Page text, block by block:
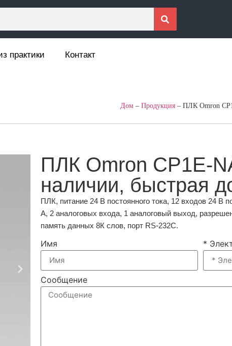
практики Контакт
Дом – Продукция – ПЛК Omron
ПЛК Omron CP1E-
наличии, быстрая
ПЛК, питание 24 В постоянного тока, 12 входов 24 В
А, 2 аналоговых входа, 1 аналоговый выход,
память данных 8К слов, порт RS-232C.
Имя *
Сообщение